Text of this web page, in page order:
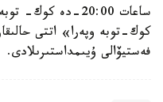
ساعات 20:00-دە
كوك-توبە وپەرا» اتتى
فەستيۆالى ۇيىمداستىرىلادى.